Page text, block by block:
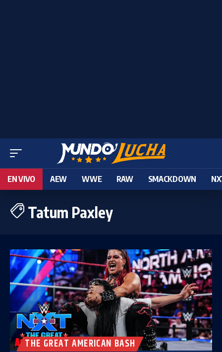
EN VIVO AEW WWE RAW SMACKDOWN
Tatum Paxley
THE GREAT AMERICAN BASH